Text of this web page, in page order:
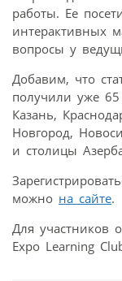
работы. Ее
интерактивных
вопросы у
Добавим, что
получили уже
Казань,
Новгород,
и столицы
можно на сайте.
Для участников
Expo Learning